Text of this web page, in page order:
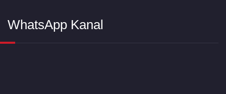
WhatsApp Kanal